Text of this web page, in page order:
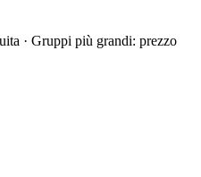
· Gruppi più grandi: prezzo